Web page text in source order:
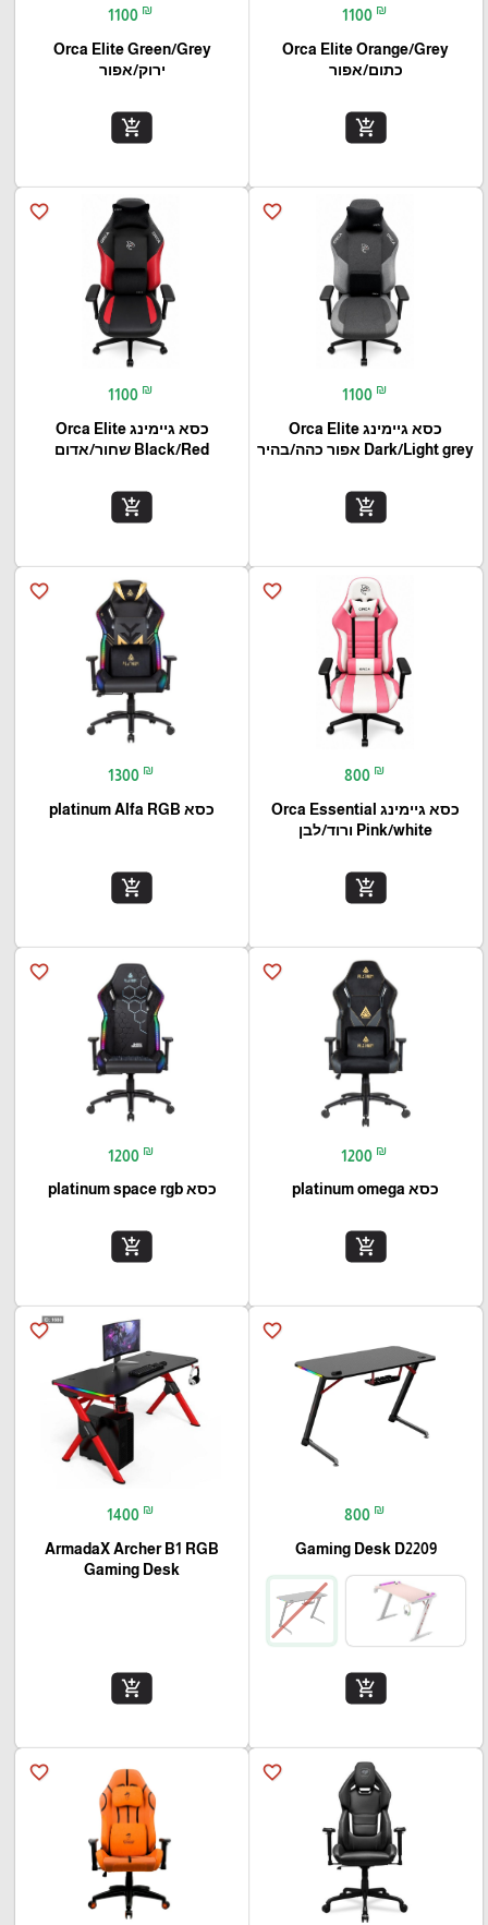
1100 ₪
Orca Elite Orange/Grey
כתום/אפור
add_shopping_cart
1100 ₪
Orca Elite Green/Grey
ירוק/אפור
add_shopping_cart
favorite_border
1100 ₪
כסא גיימינג Orca Elite
Dark/Light grey אפור כהה/בהיר
add_shopping_cart
favorite_border
1100 ₪
כסא גיימינג Orca Elite
Black/Red שחור/אדום
add_shopping_cart
favorite_border
800 ₪
כסא גיימינג Orca Essential
Pink/white ורוד/לבן
add_shopping_cart
favorite_border
1300 ₪
כסא platinum Alfa RGB
add_shopping_cart
favorite_border
1200 ₪
כסא platinum omega
add_shopping_cart
favorite_border
1200 ₪
כסא platinum space rgb
add_shopping_cart
favorite_border
800 ₪
Gaming Desk D2209
add_shopping_cart
favorite_border
1400 ₪
ArmadaX Archer B1 RGB
Gaming Desk
add_shopping_cart
favorite_border
favorite_border